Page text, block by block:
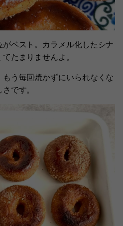
ベスト。カラメル化したシナ
たまりませんよ。
う毎回焼かずにいられなくな
です。